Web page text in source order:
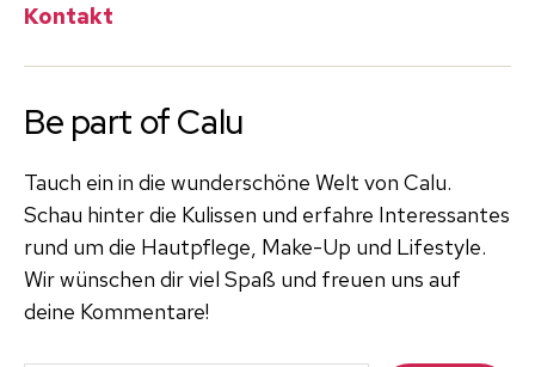
Kontakt
Be part of Calu
Tauch ein in die wunderschöne Welt von Calu.
Schau hinter die Kulissen und erfahre Interessantes
rund um die Hautpflege, Make-Up und Lifestyle.
Wir wünschen dir viel Spaß und freuen uns auf
deine Kommentare!